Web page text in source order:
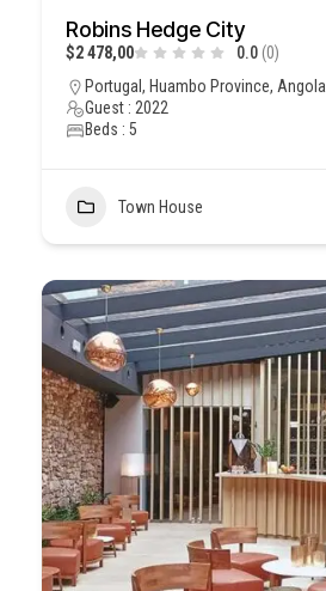
Robins Hedge City
$2 478,00 0.0 (0)
Portugal, Huambo Province, Angola
Guest : 2022
Beds : 5
Town House